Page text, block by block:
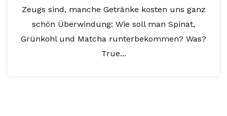
Zeugs sind, manche Getränke kosten uns ganz
schön Überwindung: Wie soll man Spinat,
Grünkohl und Matcha runterbekommen? Was?
True...